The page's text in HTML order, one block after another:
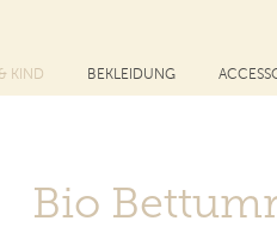
KIND BEKLEIDUNG
Bio